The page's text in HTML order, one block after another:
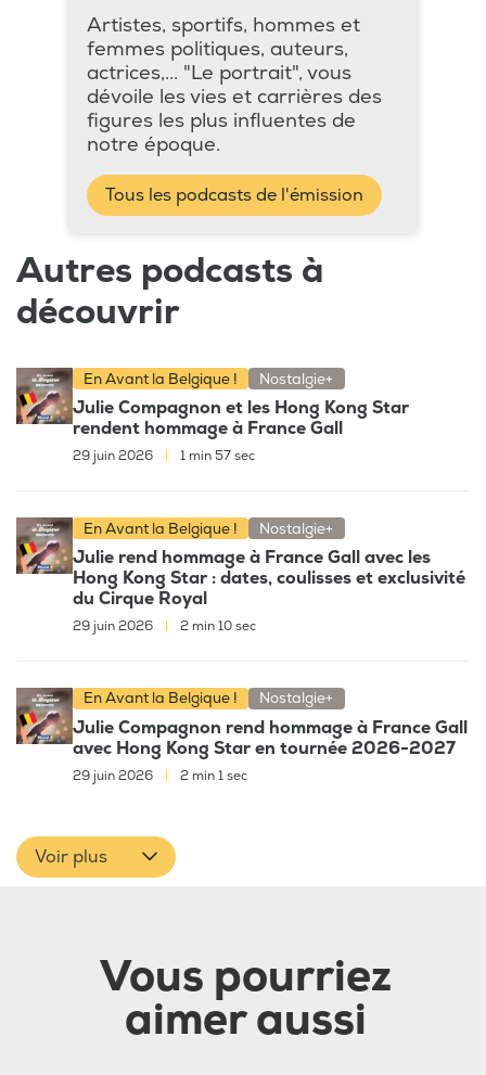
Artistes, sportifs, hommes et
femmes politiques, auteurs,
actrices,... "Le portrait", vous
dévoile les vies et carrières des
figures les plus influentes de
notre époque.
Tous les podcasts de l'émission
Autres podcasts à
découvrir
En Avant la Belgique ! Nostalgie+
Julie Compagnon et les Hong Kong Star
rendent hommage à France Gall
29 juin 2026 1 min 57 sec
En Avant la Belgique ! Nostalgie+
Julie rend hommage à France Gall avec les
Hong Kong Star : dates, coulisses et exclusivité
du Cirque Royal
29 juin 2026 2 min 10 sec
En Avant la Belgique ! Nostalgie+
Julie Compagnon rend hommage à France Gall
avec Hong Kong Star en tournée 2026-2027
29 juin 2026 | 2 min 1 sec
Voir plus
Vous pourriez
aimer aussi